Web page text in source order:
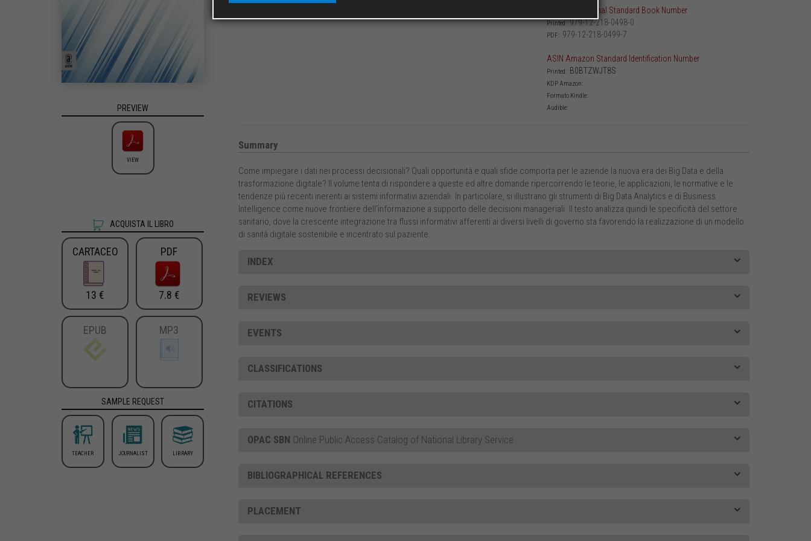
PREVIEW
VIEW
ACQUISTA IL LIBRO
CARTACEO
13 €
PDF
7.8 €
EPUB MP3
SAMPLE REQUEST
TEACHER JOURNALIST LIBRARY
ISBN International Standard Book Number
Printed:979-12-218-0498-0
PDF: 979-12-218-0499-7
ASIN Amazon Standard Identification Number
Printed: B0BTZWJT8S
KDP Amazon:
Formato Kindle:
Audible:
Summary
Come impiegare i dati nei processi decisionali? Quali opportunità e quali sfide comporta per le aziende la nuova era dei Big Data e della
trasformazione digitale? Il volume tenta di rispondere a queste ed altre domande ripercorrendo le teorie, le applicazioni, le normative e le
tendenze più recenti inerenti ai sistemi informativi aziendali. In particolare, si illustrano gli strumenti di Big Data Analytics e di Business
Intelligence come nuove frontiere dell’informazione a supporto delle decisioni manageriali. Il testo analizza quindi le specificità del settore
sanitario, dove la crescente integrazione tra flussi informativi afferenti ai diversi livelli di governo sta favorendo la realizzazione di un modello
di sanità digitale sostenibile e incentrato sul paziente.
INDEX
REVIEWS
EVENTS
CLASSIFICATIONS
CITATIONS
OPAC SBN Online Public Access Catalog of National Library Service
BIBLIOGRAPHICAL REFERENCES
PLACEMENT